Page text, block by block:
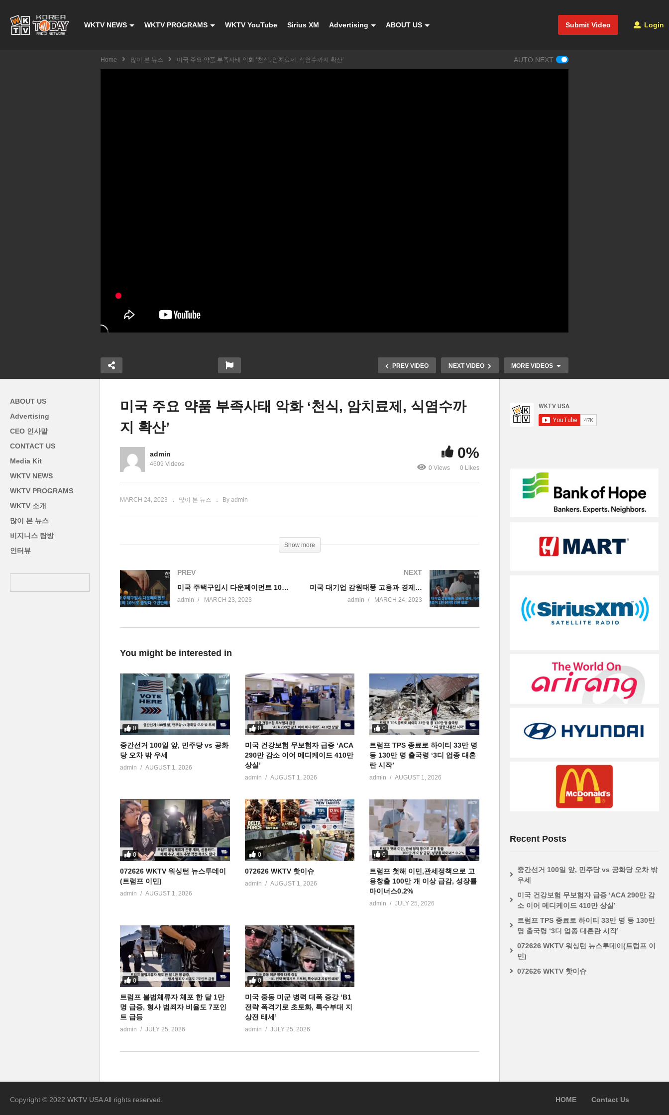
Submit Video Login
WKTV NEWS WKTV PROGRAMS WKTV YouTube Sirius XM Advertising ABOUT US
Home 많이 본 뉴스 미국 주요 약품 부족사태 악화 ‘천식, 암치료제, 식염수까지 확산’ AUTO NEXT
PREV VIDEO NEXT VIDEO MORE VIDEOS
물 1주에 50
옐런 ‘지역은행 실패 재발시 다
ABOUT US
Advertising
CEO 인사말
CONTACT US
Media Kit
WKTV NEWS
WKTV PROGRAMS
WKTV 소개
많이 본 뉴스
비지니스 탐방
인터뷰
미국 주요 약품 부족사태 악화 ‘천식, 암치료제, 식염수까
지 확산’
admin
4609 Videos
0%
0 Views 0 Likes
MARCH 24, 2023 많이 본 뉴스 By admin
Show more
PREV
미국 주택구입시 다운페이먼트 10%로 줄었다 ‘2년만에 최저’
admin MARCH 23, 2023
NEXT
미국 대기업 감원태풍 고용과 경제에 타격 우려 ‘액센츄어 1만 9천명 감원 발표’
admin MARCH 24, 2023
You might be interested in
0
중간선거 100일 앞, 민주당 vs 공화
당 오차 밖 우세
admin AUGUST 1, 2026
0
미국 건강보험 무보험자 급증 ‘ACA
290만 감소 이어 메디케이드 410만
상실’
admin AUGUST 1, 2026
0
트럼프 TPS 종료로 하이티 33만 명
등 130만 명 출국령 ‘3디 업종 대혼
란 시작’
admin AUGUST 1, 2026
0
072626 WKTV 워싱턴 뉴스투데이
(트럼프 이민)
admin AUGUST 1, 2026
0
072626 WKTV 핫이슈
admin AUGUST 1, 2026
0
트럼프 첫해 이민,관세정책으로 고
용창출 100만 개 이상 급감, 성장률
마이너스0.2%
admin JULY 25, 2026
0
트럼프 불법체류자 체포 한 달 1만
명 급증, 형사 범죄자 비율도 7포인
트 급등
admin JULY 25, 2026
0
미국 중동 미군 병력 대폭 증강 ‘B1
전략 폭격기로 초토화, 특수부대 지
상전 태세’
admin JULY 25, 2026
Recent Posts
중간선거 100일 앞, 민주당 vs 공화당 오차 밖
우세
미국 건강보험 무보험자 급증 ‘ACA 290만 감
소 이어 메디케이드 410만 상실’
트럼프 TPS 종료로 하이티 33만 명 등 130만
명 출국령 ‘3디 업종 대혼란 시작’
072626 WKTV 워싱턴 뉴스투데이(트럼프 이
민)
072626 WKTV 핫이슈
Copyright © 2022 WKTV USA All rights reserved. HOME Contact Us